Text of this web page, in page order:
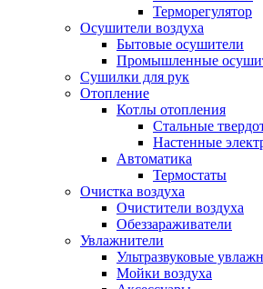
Терморегулятор
Осушители воздуха
Бытовые осушители
Промышленные
Сушилки для рук
Отопление
Котлы отопления
Стальные
Настенные
Автоматика
Термостаты
Очистка воздуха
Очистители воздуха
Обеззараживатели
Увлажнители
Ультразвуковые
Мойки воздуха